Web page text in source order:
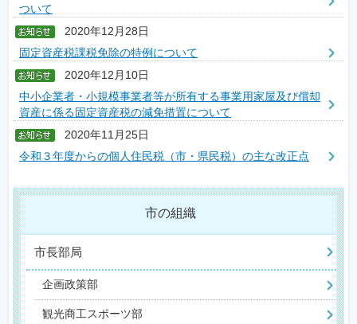
ついて
2020年12月28日
固定資産税課税免除の特例について
2020年12月10日
中小企業者・小規模事業者等が所有する事業用家屋及び償却
資産に係る固定資産税の減免措置について
2020年11月25日
令和３年度からの個人住民税（市・県民税）の主な改正点
市の組織
市長部局
企画政策部
観光商工スポーツ部